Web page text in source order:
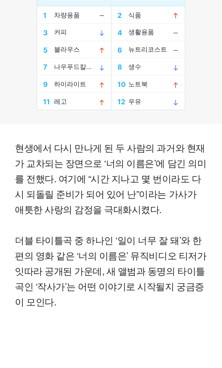
현생에서 다시 만나게 된 두 사람의 과거와 현재
가 교차되는 장면으로 ‘너의 이름은’에 담긴 의미
를 전했다. 여기에 “시간 지나고 몇 번이라도 다
시 되돌릴 준비가 되어 있어 난”이라는 가사가
애틋한 사랑의 감정을 극대화시켰다.
더블 타이틀곡 중 하나인 ‘일이 너무 잘 돼’와 한
편의 영화 같은 ‘너의 이름은’ 뮤직비디오 티저가
잇따라 공개된 가운데, 새 앨범과 동명의 타이틀
곡인 ‘작사가’는 어떤 이야기로 시작될지 궁금증
이 모인다.